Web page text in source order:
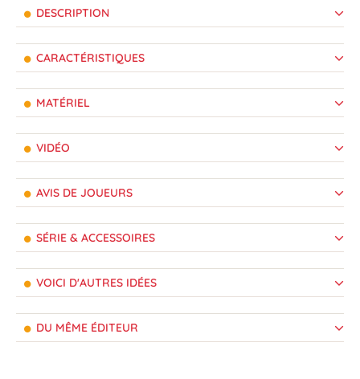
DESCRIPTION
CARACTÉRISTIQUES
MATÉRIEL
VIDÉO
AVIS DE JOUEURS
SÉRIE & ACCESSOIRES
VOICI D'AUTRES IDÉES
DU MÊME ÉDITEUR